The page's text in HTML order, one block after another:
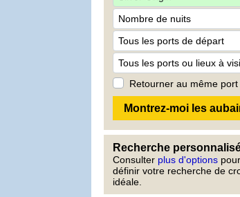
Retourner au même port
Recherche
Consulter plus d'options
définir votre recherche de
idéale.